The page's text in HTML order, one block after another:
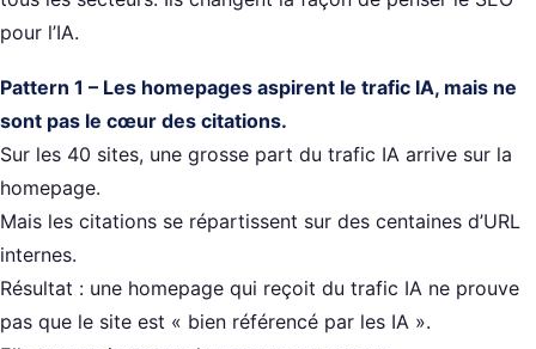
pour l’IA.
Pattern 1 – Les homepages aspirent le trafic IA, mais ne
sont pas le cœur des citations.
Sur les 40 sites, une grosse part du trafic IA arrive sur la
homepage.
Mais les citations se répartissent sur des centaines d’URL
internes.
Résultat : une homepage qui reçoit du trafic IA ne prouve
pas que le site est « bien référencé par les IA ».